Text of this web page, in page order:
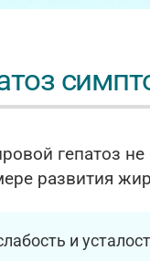
гепатоз
развития
и